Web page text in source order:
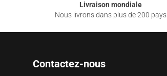
Livraison mondiale
Nous livrons dans plus de 200 pays
Contactez-nous